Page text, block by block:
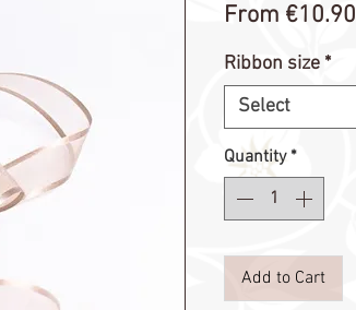
From €10.90
Ribbon size *
Select
Quantity *
Add to Cart